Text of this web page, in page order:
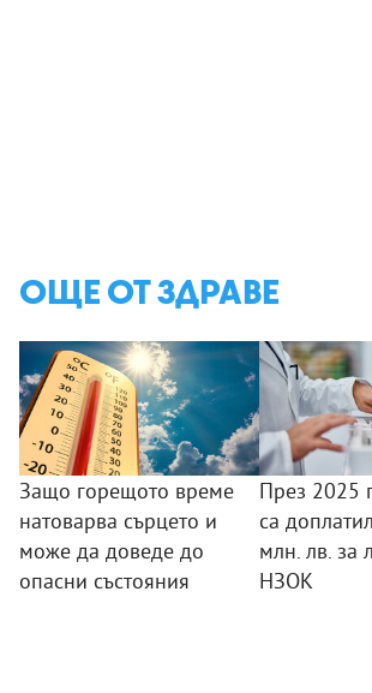
ОЩЕ ОТ ЗДРАВЕ
Защо горещото време
натоварва сърцето и
може да доведе до
опасни състояния
През 2025
са
млн. лв. за
НЗОК